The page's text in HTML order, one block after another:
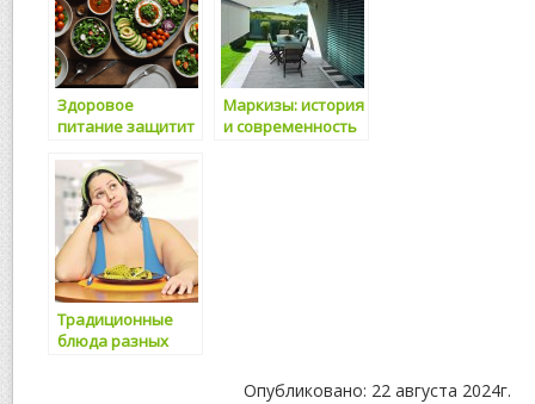
Здоровое
питание защитит
депрессий и
агрессивности
Маркизы: история
и современность
Традиционные
блюда разных
Опубликовано: 22 августа 2024г.